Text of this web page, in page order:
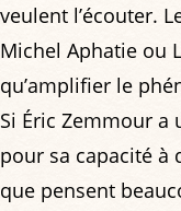
veulent l’écouter.
Michel Aphatie ou
qu’amplifier le
Si Éric Zemmour a
pour sa capacité à
que pensent